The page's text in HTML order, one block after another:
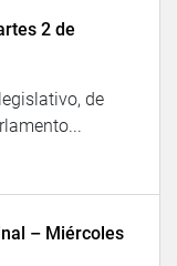
2 de
de
– Miércoles